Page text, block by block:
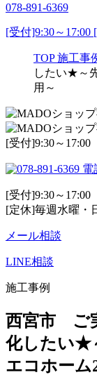
078-891-6369
[受付]9:30～17:00
TOP 施工事
したい★～
用～
[受付]9:30～
電
[受付]9:30～17:00
[定休]毎週水曜・
メール相談
LINE相談
施工事例
西宮市 ご
化したい★
エコホーム